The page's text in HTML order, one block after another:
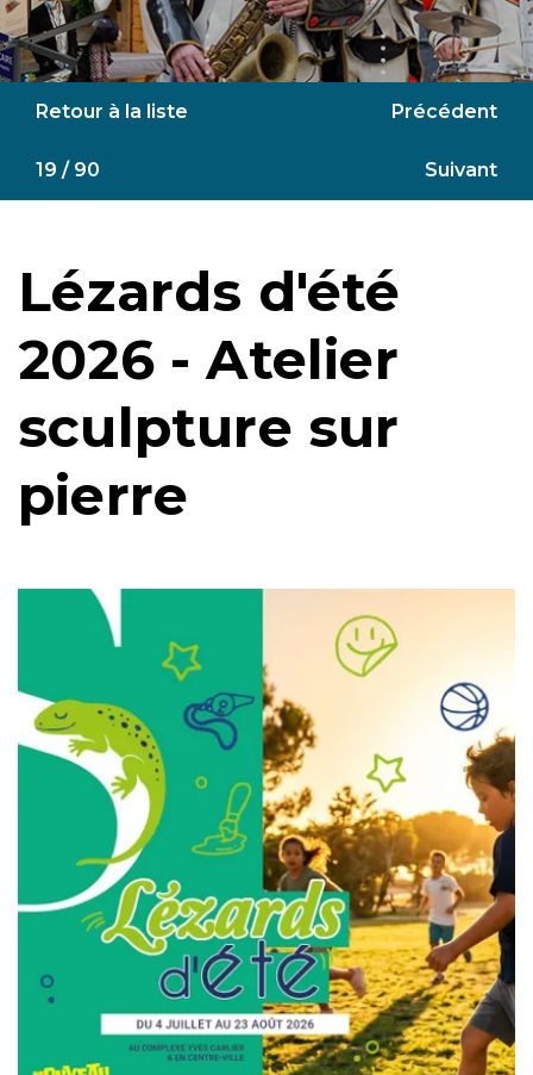
Retour à la liste Précédent
19 / 90 Suivant
Lézards d'été
2026 - Atelier
sculpture sur
pierre